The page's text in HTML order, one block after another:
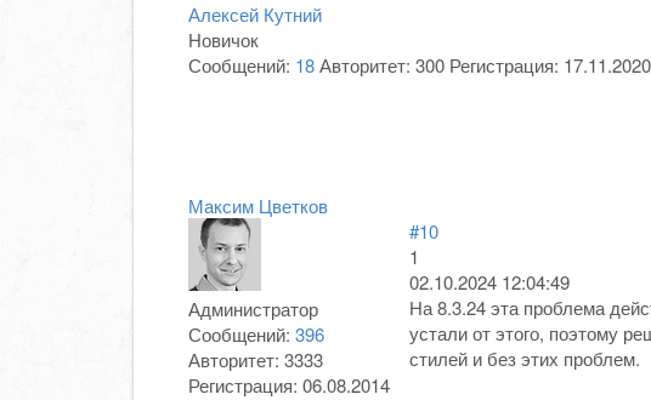
Алексей Кутний
Новичок
Сообщений: 18 Авторитет: 300 Регистрация: 17.11.2020
Максим Цветков
Администратор
Сообщений: 396
Авторитет: 3333
Регистрация: 06.08.2014
#10
1
02.10.2024 12:04:49
На 8.3.24 эта проблема
устали от этого, поэтому
стилей и без этих проблем.